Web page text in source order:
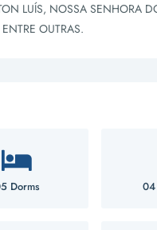
LUÍS, NOSSA SENHORA
OUTRAS.
Dorms 04